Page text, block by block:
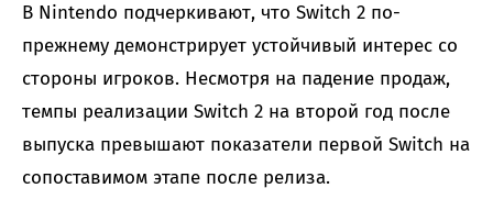
В Nintendo подчеркивают, что Switch 2 по-
прежнему демонстрирует устойчивый интерес со
стороны игроков. Несмотря на падение продаж,
темпы реализации Switch 2 на второй год после
выпуска превышают показатели первой Switch на
сопоставимом этапе после релиза.